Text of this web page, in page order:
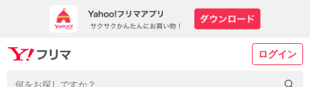
ログイン